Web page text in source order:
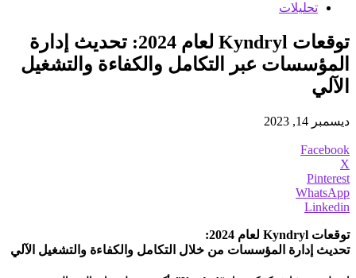
تحليلات
توقعات Kyndryl لعام 2024: تحديث إدارة
المؤسسات عبر التكامل والكفاءة والتشغيل
الآلي
ديسمبر 14, 2023
Facebook
X
Pinterest
WhatsApp
Linkedin
توقعات Kyndryl لعام 2024:
تحديث إدارة المؤسسات من خلال التكامل والكفاءة والتشغيل الآلي